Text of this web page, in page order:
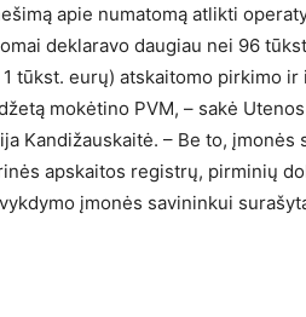
apie numatomą atlikti
deklaravo daugiau nei 96
tūkst. eurų) atskaitomo pirkimo
mokėtino PVM, – sakė
Kandižauskaitė. – Be to, įmonės
apskaitos registrų, pirminių
įmonės savininkui